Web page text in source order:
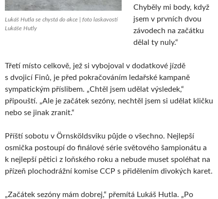
Lukáš Hutla se chystá do akce | foto laskavostí
Lukáše Hutly
Chyběly mi body, když
jsem v prvních dvou
závodech na začátku
dělal ty nuly.“
Třetí místo celkově, jež si vybojoval v dodatkové jízdě
s dvojicí Finů, je před pokračováním ledařské kampaně
sympatickým příslibem. „Chtěl jsem udělat výsledek,“
připouští. „Ale je začátek sezóny, nechtěl jsem si udělat kličku
nebo se jinak zranit.“
Příští sobotu v Örnsköldsviku půjde o všechno. Nejlepší
osmička postoupí do finálové série světového šampionátu a
k nejlepší pětici z loňského roku a nebude muset spoléhat na
přízeň plochodrážní komise CCP s přidělením divokých karet.
„Začátek sezóny mám dobrej,“ přemítá Lukáš Hutla. „Po